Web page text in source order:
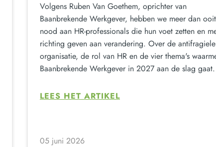
Volgens Ruben Van Goethem, oprichter van
Baanbrekende Werkgever, hebben we meer dan ooit
nood aan HR-professionals die hun voet zetten en
richting geven aan verandering. Over de antifragiele
organisatie, de rol van HR en de vier thema's
Baanbrekende Werkgever in 2027 aan de slag gaat.
LEES HET ARTIKEL
05 juni 2026